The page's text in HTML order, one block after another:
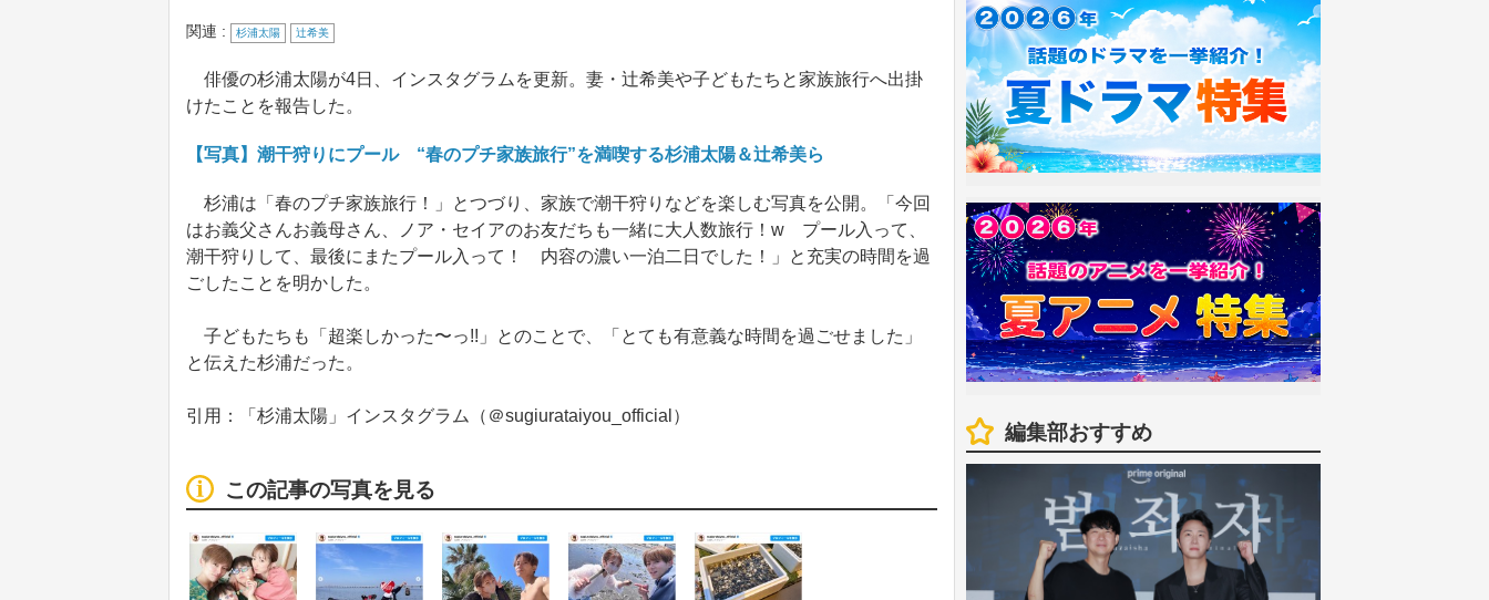
関連 : 杉浦太陽 辻希美
俳優の杉浦太陽が4日、インスタグラムを更新。妻・辻希美や子どもたちと家族旅行へ出掛
けたことを報告した。
【写真】潮干狩りにプール “春のプチ家族旅行”を満喫する杉浦太陽＆辻希美ら
杉浦は「春のプチ家族旅行！」とつづり、家族で潮干狩りなどを楽しむ写真を公開。「今回
はお義父さんお義母さん、ノア・セイアのお友だちも一緒に大人数旅行！w プール入って、
潮干狩りして、最後にまたプール入って！ 内容の濃い一泊二日でした！」と充実の時間を過
ごしたことを明かした。
子どもたちも「超楽しかった〜っ!!️」とのことで、「とても有意義な時間を過ごせました」
と伝えた杉浦だった。
引用：「杉浦太陽」インスタグラム（＠sugiurataiyou_official）
この記事の写真を見る
編集部おすすめ